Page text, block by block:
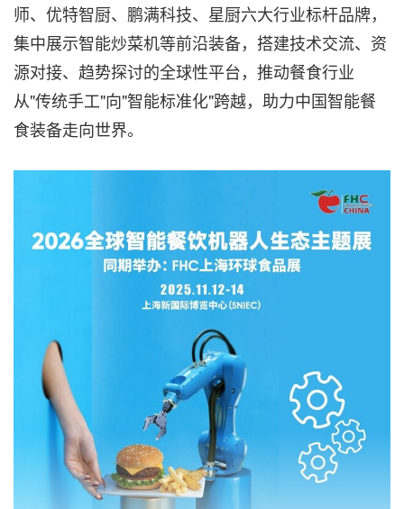
师、优特智厨、鹏满科技、星厨六大行业标杆品牌，
集中展示智能炒菜机等前沿装备，搭建技术交流、资
源对接、趋势探讨的全球性平台，推动餐食行业
从"传统手工"向"智能标准化"跨越，助力中国智能餐
食装备走向世界。